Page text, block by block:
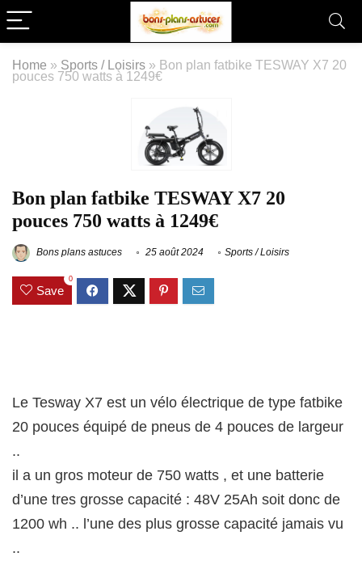
Home » Sports / Loisirs » Bon plan fatbike TESWAY X7 20
pouces 750 watts à 1249€
Bon plan fatbike TESWAY X7 20
pouces 750 watts à 1249€
Bons plans astuces 25 août 2024 Sports / Loisirs
Save
0
Le Tesway X7 est un vélo électrique de type fatbike
20 pouces équipé de pneus de 4 pouces de largeur
..
il a un gros moteur de 750 watts , et une batterie
d’une tres grosse capacité : 48V 25Ah soit donc de
1200 wh .. l’une des plus grosse capacité jamais vu
..